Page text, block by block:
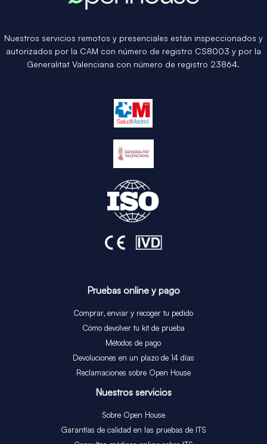
Nuestros servicios remotos y presenciales están inspeccionados y
autorizados por la CAM con número de registro CS8003 y por la
Generalitat Valenciana con número de registro 23864.
Pruebas online y pago
Comprar, enviar y recoger tu pedido
Cómo devolver tu kit de prueba
Métodos de pago
Devoluciones en un plazo de 14 días
Reclamaciones sobre Open House
Nuestros servicios​
Sobre Open House
Garantías de calidad en las pruebas de ITS